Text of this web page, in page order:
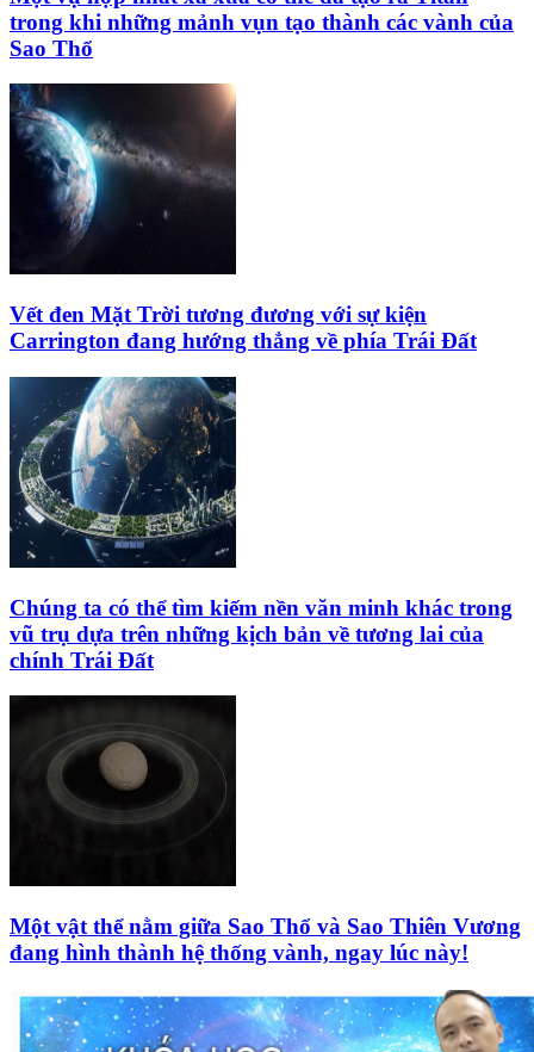
trong khi những mảnh vụn tạo thành các vành của
Sao Thổ
Vết đen Mặt Trời tương đương với sự kiện
Carrington đang hướng thẳng về phía Trái Đất
Chúng ta có thể tìm kiếm nền văn minh khác trong
vũ trụ dựa trên những kịch bản về tương lai của
chính Trái Đất
Một vật thể nằm giữa Sao Thổ và Sao Thiên Vương
đang hình thành hệ thống vành, ngay lúc này!